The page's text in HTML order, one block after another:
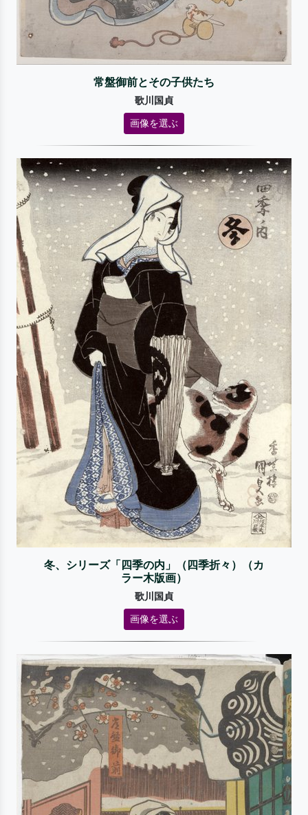
常盤御前とその子供たち
歌川国貞
画像を選ぶ
冬、シリーズ「四季の内」（四季折々）（カ
ラー木版画）
歌川国貞
画像を選ぶ